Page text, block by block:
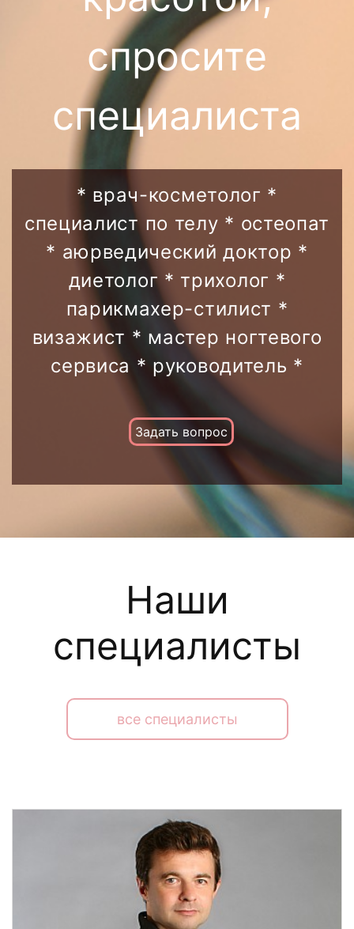
спросите
специалиста
* врач-косметолог *
специалист по телу * остеопат
* аюрведический доктор *
диетолог * трихолог *
парикмахер-стилист *
визажист * мастер ногтевого
сервиса * руководитель *
Задать вопрос
Наши
специалисты
все специалисты